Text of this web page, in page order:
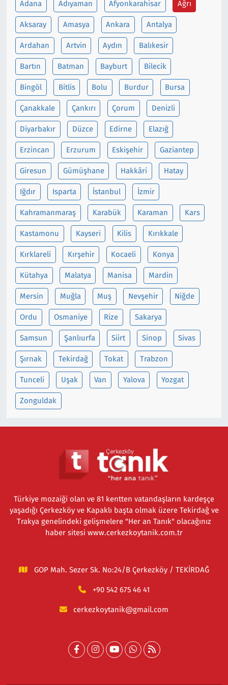
Adana Adıyaman Afyonkarahisar Ağrı
Aksaray Amasya Ankara Antalya
Ardahan Artvin Aydın Balıkesir
Bartın Batman Bayburt Bilecik
Bingöl Bitlis Bolu Burdur Bursa
Çanakkale Çankırı Çorum Denizli
Diyarbakır Düzce Edirne Elazığ
Erzincan Erzurum Eskişehir Gaziantep
Giresun Gümüşhane Hakkâri Hatay
Iğdır Isparta İstanbul İzmir
Kahramanmaraş Karabük Karaman Kars
Kastamonu Kayseri Kilis Kırıkkale
Kırklareli Kırşehir Kocaeli Konya
Kütahya Malatya Manisa Mardin
Mersin Muğla Muş Nevşehir Niğde
Ordu Osmaniye Rize Sakarya
Samsun Şanlıurfa Siirt Sinop Sivas
Şırnak Tekirdağ Tokat Trabzon
Tunceli Uşak Van Yalova Yozgat
Zonguldak
Türkiye mozaiği olan ve 81 kentten vatandaşların kardeşçe
yaşadığı Çerkezköy ve Kapaklı başta olmak üzere Tekirdağ ve
Trakya genelindeki gelişmelere "Her an Tanık" olacağınız
haber sitesi www.cerkezkoytanik.com.tr
GOP Mah. Sezer Sk. No:24/B Çerkezköy / TEKİRDAĞ
+90 542 675 46 41
cerkezkoytanik@gmail.com
Siyaset
Spor
Süleymanpaşa
Tekirdağ